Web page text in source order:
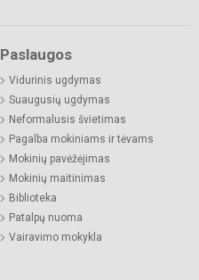
Paslaugos
Vidurinis ugdymas
Suaugusių ugdymas
Neformalusis švietimas
Pagalba mokiniams ir tėvams
Mokinių pavėžėjimas
Mokinių maitinimas
Biblioteka
Patalpų nuoma
Vairavimo mokykla